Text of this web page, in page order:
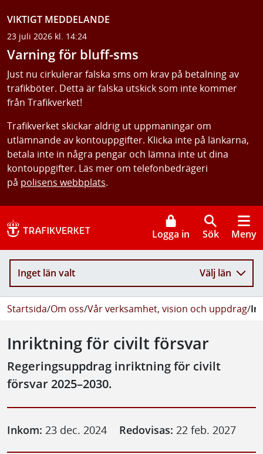
VIKTIGT MEDDELANDE
23 juli 2026 kl. 14:24
Varning för bluff-sms
Just nu cirkulerar falska sms om krav på betalning av
trafikböter. Detta är falska utskick som inte kommer
från Trafikverket!
Trafikverket skickar aldrig ut uppmaningar om
utlämnande av kontouppgifter. Klicka inte på länkarna,
betala inte in några pengar och lämna inte ut dina
kontouppgifter. Läs mer om telefonbedrägeri
på polisens webbplats.
Logga in Sök Meny
Inget län valt Välj län
Startsida/Om oss/Vår verksamhet, vision och uppdrag/
Inriktning för civilt försvar
Regeringsuppdrag inriktning för civilt
försvar 2025–2030.
Inkom: 23 dec. 2024 Redovisas: 22 feb. 2027